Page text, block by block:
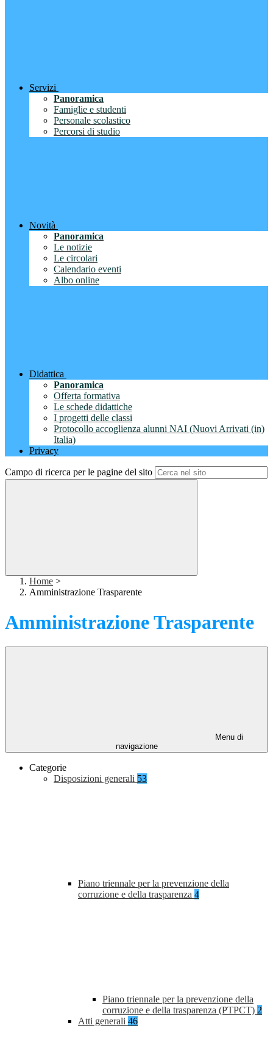
Servizi
Panoramica
Famiglie e studenti
Personale scolastico
Percorsi di studio
Novità
Panoramica
Le notizie
Le circolari
Calendario eventi
Albo online
Didattica
Panoramica
Offerta formativa
Le schede didattiche
I progetti delle classi
Protocollo accoglienza alunni NAI (Nuovi Arrivati (in)
Italia)
Privacy
Campo di ricerca per le pagine del sito
Home >
Amministrazione Trasparente
Amministrazione Trasparente
Menu di
navigazione
Categorie
Disposizioni generali 53
Piano triennale per la prevenzione della
corruzione e della trasparenza 4
Piano triennale per la prevenzione della
corruzione e della trasparenza (PTPCT) 2
Atti generali 46